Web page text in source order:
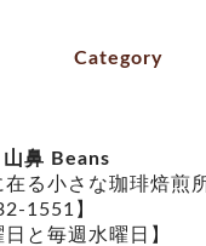
Category
鼻 Beans
る小さな珈琲焙煎
1551】
と毎週水曜日】